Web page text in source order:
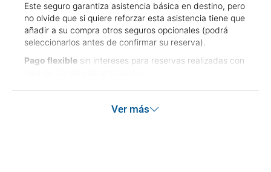
Este seguro garantiza asistencia básica en destino, pero
no olvide que si quiere reforzar esta asistencia tiene que
añadir a su compra otros seguros opcionales (podrá
seleccionarlos antes de confirmar su reserva).
Pago flexible sin intereses para reservas realizadas con
Ver más